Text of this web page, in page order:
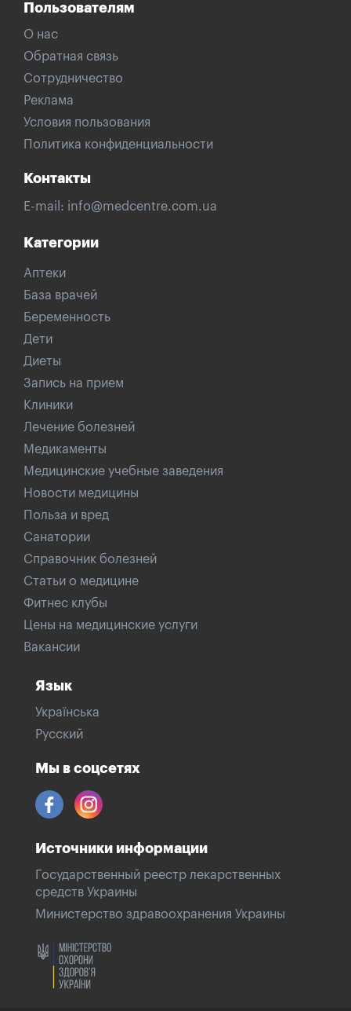
Пользователям
О нас
Обратная связь
Сотрудничество
Реклама
Условия пользования
Политика конфиденциальности
Контакты
E-mail: info@medcentre.com.ua
Категории
Аптеки
База врачей
Беременность
Дети
Диеты
Запись на прием
Клиники
Лечение болезней
Медикаменты
Медицинские учебные заведения
Новости медицины
Польза и вред
Санатории
Справочник болезней
Статьи о медицине
Фитнес клубы
Цены на медицинские услуги
Вакансии
Язык
Українська
Русский
Мы в соцсетях
Источники информации
Государственный реестр лекарственных
средств Украины
Министерство здравоохранения Украины